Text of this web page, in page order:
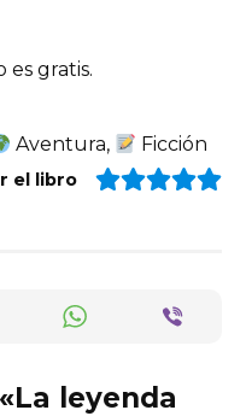
es gratis.
Aventura, Ficción
el libro
leyenda